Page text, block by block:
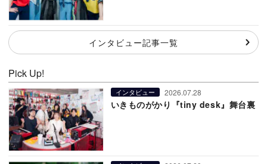
インタビュー記事一覧
Pick Up!
インタビュー 2026.07.28
いきものがかり『tiny desk』舞台裏